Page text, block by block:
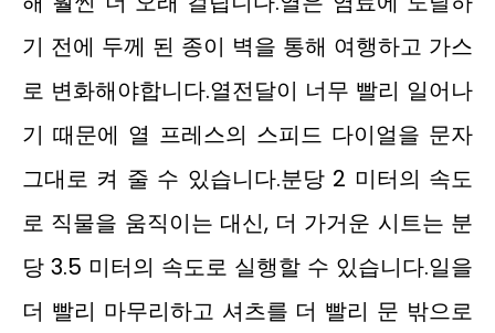
기 전에 두께 된 종이 벽을 통해 여행하고 가스
로 변화해야합니다.열전달이 너무 빨리 일어나
기 때문에 열 프레스의 스피드 다이얼을 문자
그대로 켜 줄 수 있습니다.분당 2 미터의 속도
로 직물을 움직이는 대신, 더 가거운 시트는 분
당 3.5 미터의 속도로 실행할 수 있습니다.일을
더 빨리 마무리하고 셔츠를 더 빨리 문 밖으로